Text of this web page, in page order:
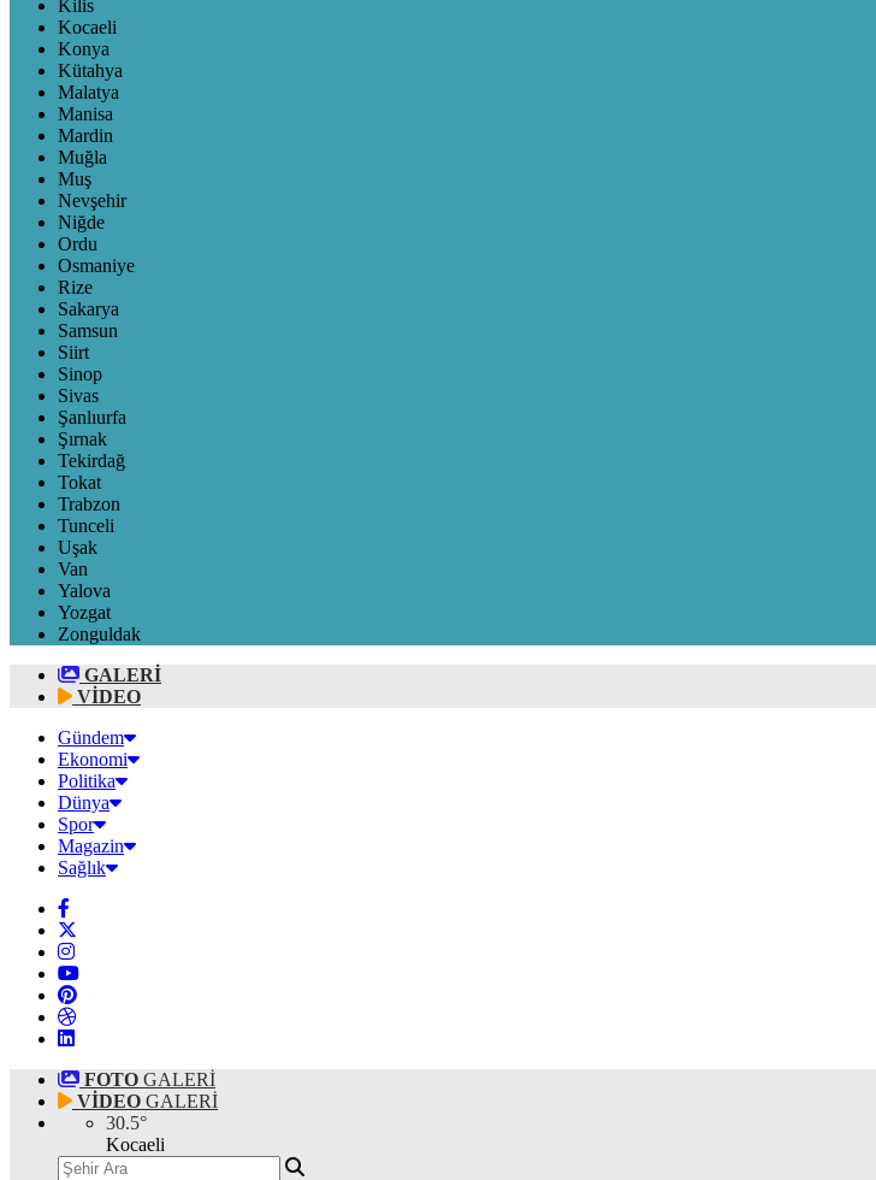
Kilis
Kocaeli
Konya
Kütahya
Malatya
Manisa
Mardin
Muğla
Muş
Nevşehir
Niğde
Ordu
Osmaniye
Rize
Sakarya
Samsun
Siirt
Sinop
Sivas
Şanlıurfa
Şırnak
Tekirdağ
Tokat
Trabzon
Tunceli
Uşak
Van
Yalova
Yozgat
Zonguldak
GALERİ
VİDEO
Gündem
Ekonomi
Politika
Dünya
Spor
Magazin
Sağlık
FOTO GALERİ
VİDEO GALERİ
30.5°
Kocaeli